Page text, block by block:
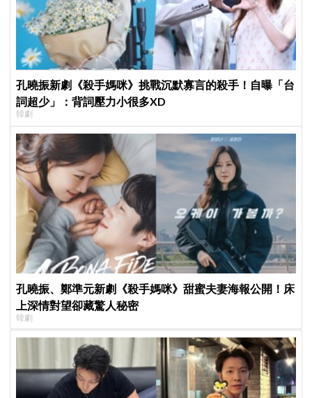
孔曉振新劇《殺手媽咪》挑戰沉默寡言的殺手！自曝「台
詞超少」：背詞壓力小很多XD
韓劇
孔曉振、鄭準元新劇《殺手媽咪》甜蜜夫妻海報公開！床
上深情對望卻藏驚人秘密
韓劇